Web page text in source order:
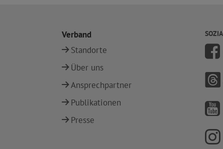
Verband
Standorte
Über uns
Ansprechpartner
Publikationen
Presse